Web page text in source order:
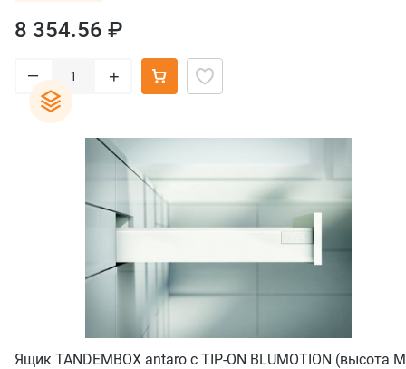
8 354.56 ₽
– +
Ящик TANDEMBOX antaro с TIP-ON BLUMOTION (высота М